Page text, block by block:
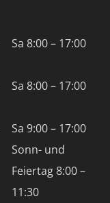
Sa 8:00 – 17:00
Sa 8:00 – 17:00
Sa 9:00 – 17:00
Sonn- und
Feiertag 8:00 –
11:30